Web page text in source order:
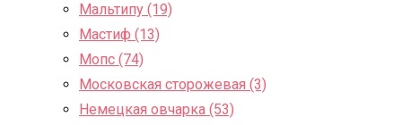
Мальтипу (19)
Мастиф (13)
Мопс (74)
Московская сторожевая (3)
Немецкая овчарка (53)